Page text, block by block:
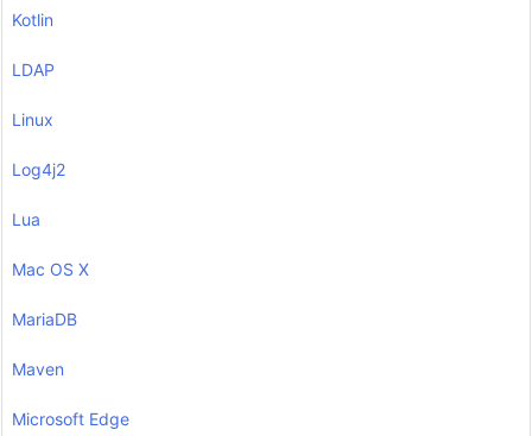
Kotlin
LDAP
Linux
Log4j2
Lua
Mac OS X
MariaDB
Maven
Microsoft Edge